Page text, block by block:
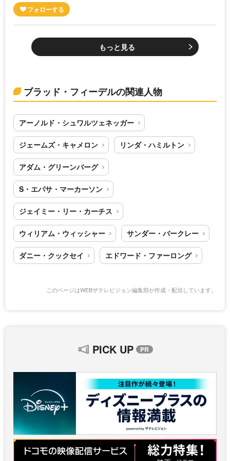
もっと見る
ブラッド・フィーデルの関連人物
アーノルド・シュワルツェネッガー
ジェームズ・キャメロン リンダ・ハミルトン
アダム・グリーンバーグ
S・エパサ・マーカーソン
ジェイミー・リー・カーチス
ウィリアム・ウィッシャー サンダー・バークレー
ダニー・クックセイ エドワード・ファーロング
このページはWEBザテレビジョン編集部が作成・配信しています。
PICK UP